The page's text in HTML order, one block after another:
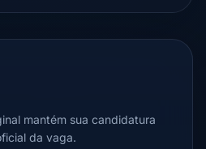
mantém sua candidatura
da vaga.